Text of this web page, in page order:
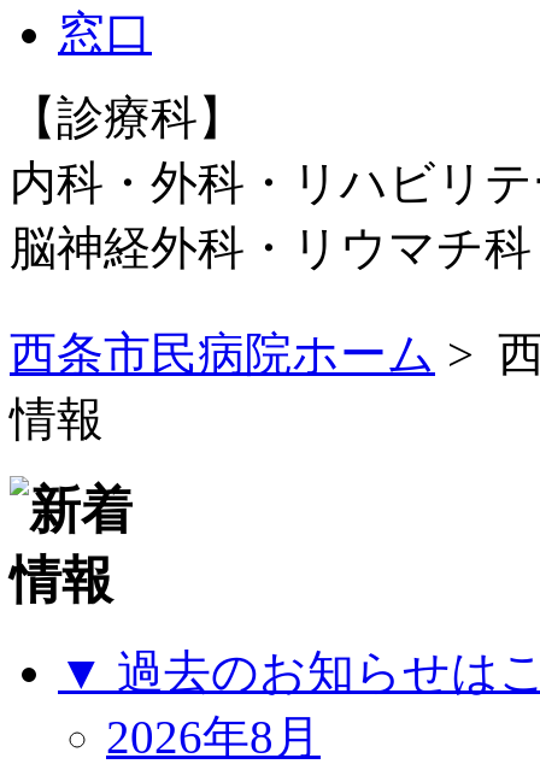
【診療科】
内科・外科・リハビリ
脳神経外科・リウマチ
西条市民病院ホーム >
情報
▼ 過去のお知らせは
2026年8月